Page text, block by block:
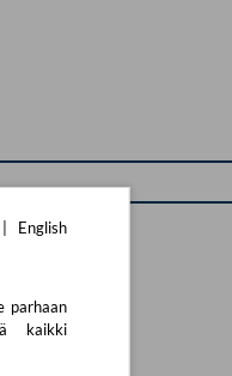
English
parhaan
kaikki